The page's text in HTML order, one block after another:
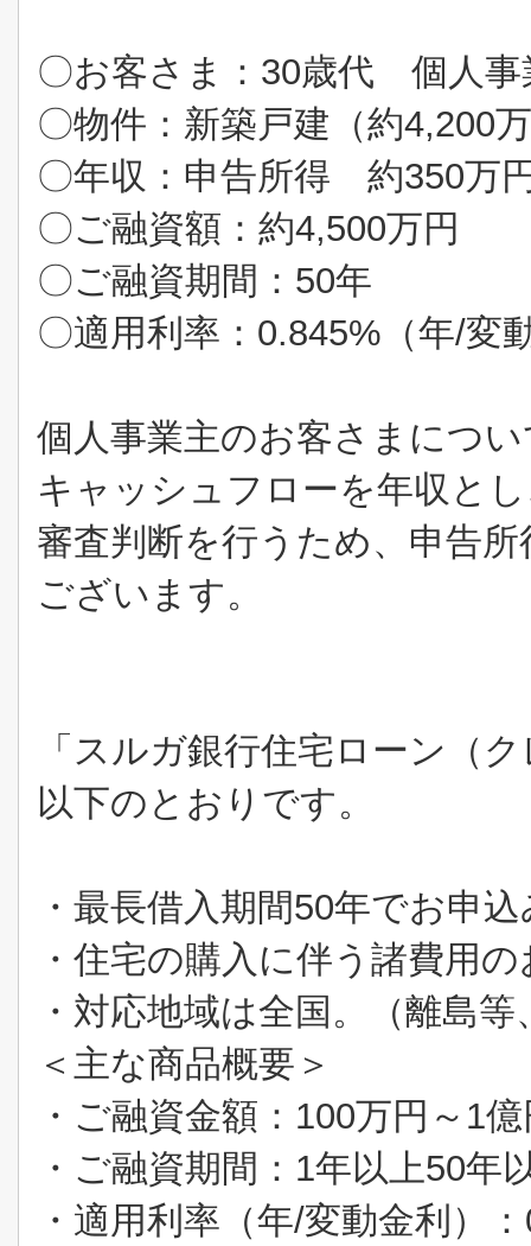
〇お客さま： 30歳代 個人事
〇物件：新築戸建（約4,200
〇年収：申告所得 約350万
〇ご融資額：約4,500万円
〇ご融資期間： 50年
〇適用利率： 0.845% （年/変
個人事業主のお客さまにつ
キャッシュフローを年収と
審査判断を行うため、申告
ございます。
「スルガ銀行住宅ローン（
以下のとおりです。
・最長借入期間50年でお申込
・住宅の購入に伴う諸費用
・対応地域は全国。（離島
＜主な商品概要＞
・ご融資金額： 100万円～ 1億
・ご融資期間： 1年以上50年
・適用利率（年/変動金利）：